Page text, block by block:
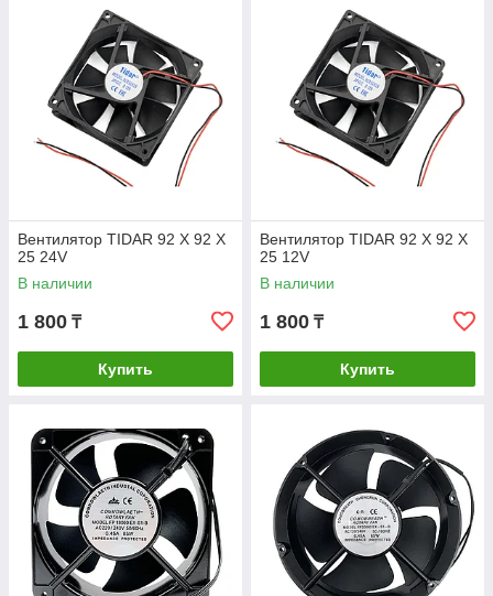
Вентилятор TIDAR 92 Х 92 Х
25 24V
В наличии
1 800 ₸
Купить
Вентилятор TIDAR 92 Х 92 Х
25 12V
В наличии
1 800 ₸
Купить